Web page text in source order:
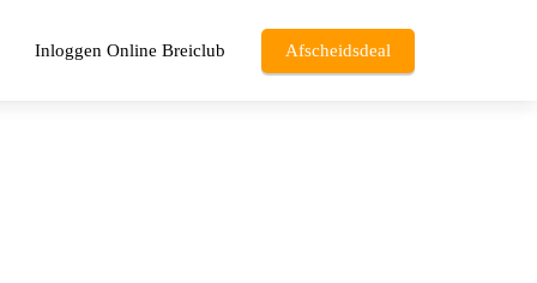
Inloggen Online Breiclub Afscheidsdeal